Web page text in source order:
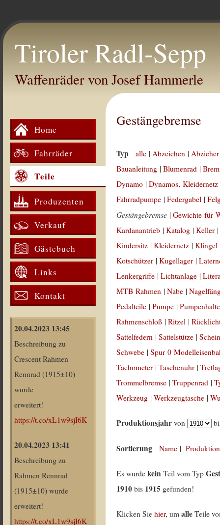
Tiroler Radl-Sepp
Waffenräder von Josef Hammerle
Home
Fahrräder
Teile
Produzenten
Verkauf
Gästebuch
Links
Kontakt
20.04.2023 13:45
Beschreibung zu
Crescent Rahmen
Rennrad (1915±10)
wurde
erweitert!
https://t.co/xL1w9sjI6K
20.04.2023 13:41
Beschreibung zu
Rahmen Rennrad
(1915±10) wurde
erweitert!
https://t.co/xL1w9sjI6K
Gestängebremse
Typ alle |Abzeichen |
Bauanleitung |Blumenrad |
Dynamo |Dynamos, Kleidernetz
Fahrradpumpe |Federgabel |
Gestängebremse |Gewichte für
Kardanantrieb |Katalog |Keller
Kindersitz |Kleidernetz |Klingel
Kotschützer |Kugellager |
Lenkergriffe |Lichtanlage |
MTB Rahmen |Nabe |
Pedalteile |Pumpe |
Rahmenschloß |Ritzel |
Sattelfedern |Sattelstütze |
Schwebe |Spur 0
Tachometer |Taschenuhr |
Trommelbremse |Truppenrad |
Werkzeug |Werkzeugtasche |
Produktionsjahr von
Sortierung Name |
Es wurdekein Teil vom Typ
1910 bis 1915 gefunden!
Klicken Siehier, umalle Teile